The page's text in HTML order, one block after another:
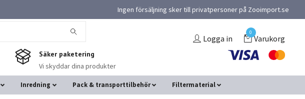
Ingen försäljning sker till privatpersoner på Zooimport.se
Säker paketering
Vi skyddar dina produkter
Logga in
0
Varukorg
Inredning Pack & transporttilbehör Filtermaterial